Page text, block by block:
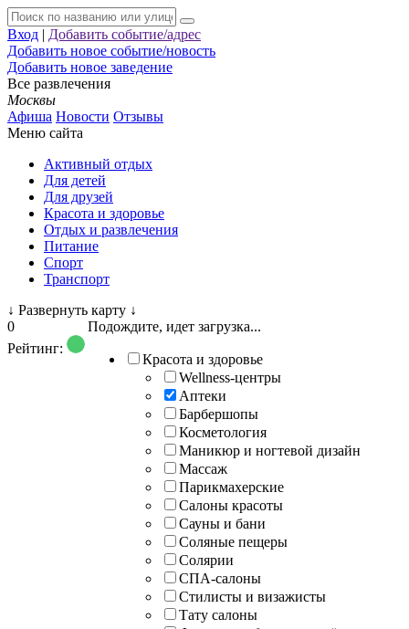
Вход | Добавить событие/адрес
Добавить новое событие/новость
Добавить новое заведение
Все развлечения
Москвы
Афиша Новости Отзывы
Меню сайта
Активный отдых
Для детей
Для друзей
Красота и здоровье
Отдых и развлечения
Питание
Спорт
Транспорт
↓ Развернуть карту ↓
Подождите, идет загрузка...
Красота и здоровье
Wellness-центры
Аптеки
Барбершопы
Косметология
Маникюр и ногтевой дизайн
Массаж
Парикмахерские
Салоны красоты
Сауны и бани
Соляные пещеры
Солярии
СПА-салоны
Стилисты и визажисты
Тату салоны
0
Рейтинг: